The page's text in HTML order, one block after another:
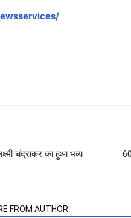
चंद्राकर का हुआ भव्य
FROM AUTHOR